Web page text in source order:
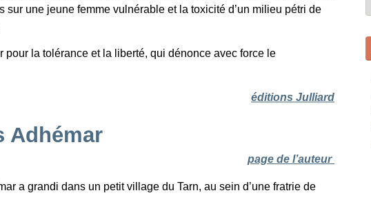
sur une jeune femme vulnérable et la toxicité d’un milieu pétri de
pour la tolérance et la liberté, qui dénonce avec force le
éditions Julliard
Adhémar
page de l’auteur
a grandi dans un petit village du Tarn, au sein d’une fratrie de